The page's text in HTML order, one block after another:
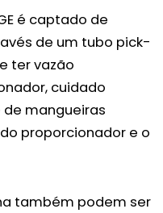
é captado de
de um tubo pick-
ter vazão
cuidado
mangueiras
proporcionador e o
também podem ser